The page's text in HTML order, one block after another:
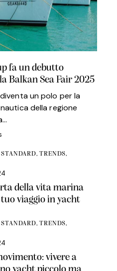
fa un debutto
Balkan Sea Fair 2025
un polo per la
della regione
STANDARD,TRENDS,
della vita marina
viaggio in yacht
STANDARD,TRENDS,
vivere a